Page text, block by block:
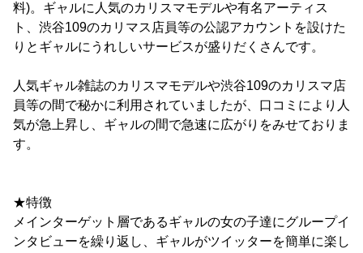
料)。ギャルに人気のカリスマモデルや有名アーティス
ト、渋谷109のカリマス店員等の公認アカウントを設けた
りとギャルにうれしいサービスが盛りだくさんです。
人気ギャル雑誌のカリスマモデルや渋谷109のカリスマ店
員等の間で秘かに利用されていましたが、口コミにより人
気が急上昇し、ギャルの間で急速に広がりをみせておりま
す。
★特徴
メインターゲット層であるギャルの女の子達にグループイ
ンタビューを繰り返し、ギャルがツイッターを簡単に楽し